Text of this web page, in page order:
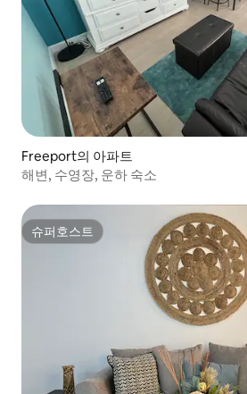
Freeport의 아파트
해변, 수영장, 운하 숙소
슈퍼호스트
슈퍼호스트